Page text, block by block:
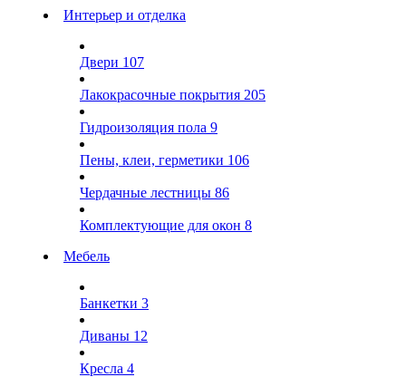
Интерьер и отделка
Двери 107
Лакокрасочные покрытия 205
Гидроизоляция пола 9
Пены, клеи, герметики 106
Чердачные лестницы 86
Комплектующие для окон 8
Мебель
Банкетки 3
Диваны 12
Кресла 4